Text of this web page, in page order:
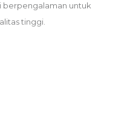
berpengalaman untuk
tinggi.